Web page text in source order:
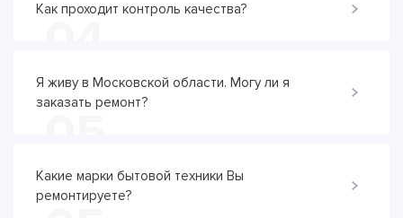
Как проходит контроль качества?
Я живу в Московской области. Могу ли я
заказать ремонт?
Какие марки бытовой техники Вы
ремонтируете?